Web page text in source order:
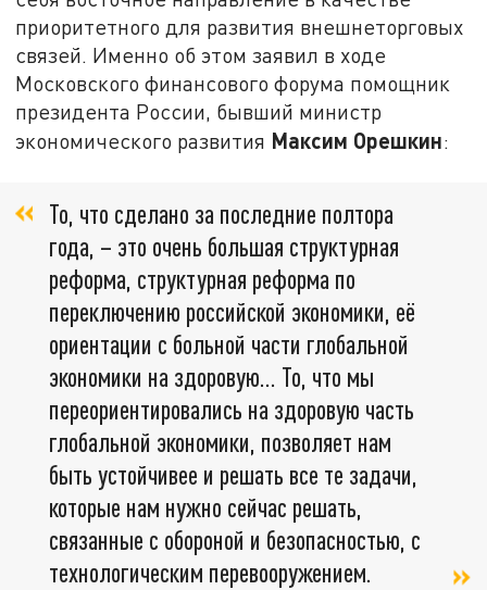
приоритетного для развития внешнеторговых
связей. Именно об этом заявил в ходе
Московского финансового форума помощник
президента России, бывший министр
экономического развития Максим Орешкин:
То, что сделано за последние полтора
года, – это очень большая структурная
реформа, структурная реформа по
переключению российской экономики, её
ориентации с больной части глобальной
экономики на здоровую... То, что мы
переориентировались на здоровую часть
глобальной экономики, позволяет нам
быть устойчивее и решать все те задачи,
которые нам нужно сейчас решать,
связанные с обороной и безопасностью, с
технологическим перевооружением.